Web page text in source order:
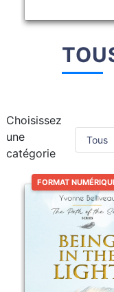
Choisissez
une
catégorie
FORMAT